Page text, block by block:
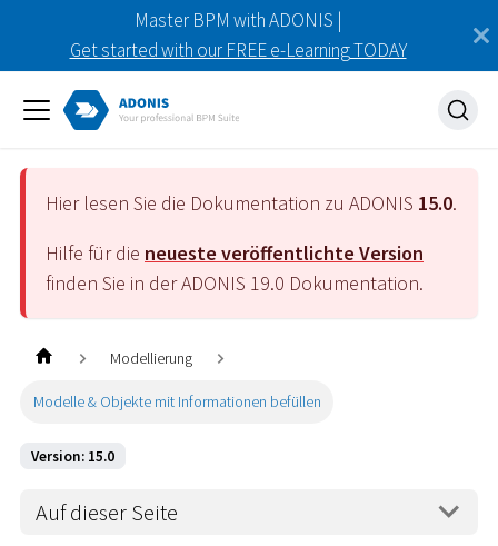
Master BPM with ADONIS |
Get started with our FREE e-Learning TODAY
Hier lesen Sie die Dokumentation zu ADONIS 15.0.
Hilfe für die neueste veröffentlichte Version
finden Sie in der ADONIS 19.0 Dokumentation.
Modellierung
Modelle & Objekte mit Informationen befüllen
Version: 15.0
Auf dieser Seite